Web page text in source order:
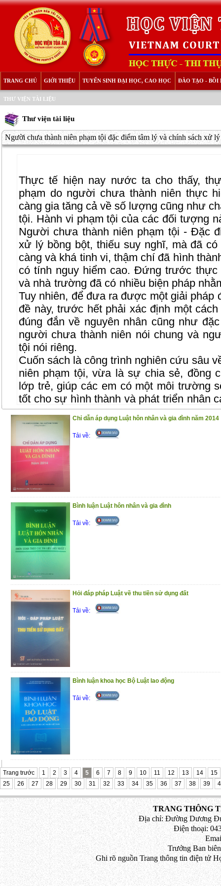
TRANG CHỦ GIỚI THIỆU TUYỂN SINH ĐẠI HỌC, CAO HỌC ĐÀO TẠO - BỒI
THƯ VIỆN TÀI LIỆU
Thư viện tài liệu
Người chưa thành niên phạm tội đặc điểm tâm lý và chính sách xử lý
Thực tế hiện nay nước ta cho thấy,
phạm do người chưa thành niên thực
càng gia tăng cả về số lượng cũng như
tội. Hành vi phạm tội của các đối tượng
Người chưa thành niên phạm tội - Đặc
xử lý bồng bột, thiếu suy nghĩ, mà đã
càng và khá tinh vi, thậm chí đã hình
có tính nguy hiểm cao. Đứng trước thực
và nhà trường đã có nhiều biện pháp
Tuy nhiên, để đưa ra được một giải pháp
đề này, trước hết phải xác định một
đúng đắn về nguyên nhân cũng như
người chưa thành niên nói chung và
tội nói riêng.
Cuốn sách là công trình nghiên cứu sâu
niên phạm tội, vừa là sự chia sẻ, đồng
lớp trẻ, giúp các em có một môi trường
tốt cho sự hình thành và phát triển nhân
pháp luật, để các em có một hành
vào cuộc sống
Trân trọng giới thiệu đến bạn đọc !
(18/12/2020)
Chỉ dẫn áp dụng Luật hôn nhân và gia đình năm 2014
Tải về:
Bình luận Luật hôn nhân và gia đình
Tải về:
Hỏi đáp pháp Luật về thu tiền sử dụng đất
Tải về:
Bình luận khoa học Bộ Luật lao động
Tải về:
Trang trước 1 2 3 4 5 6 7 8 9 10 11 12 13 14
15
25
26 27 28 29 30 31 32 33 34 35 36 37 38 39
TRANG THÔNG
Địa chỉ: Đường Dương
Điện thoại:
Trưởng Ban
Ghi rõ nguồn Trang thông tin điện tử